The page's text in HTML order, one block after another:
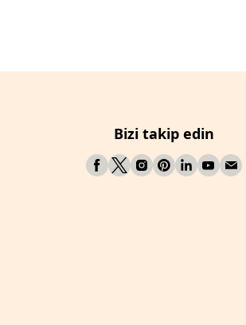
Bizi takip edin